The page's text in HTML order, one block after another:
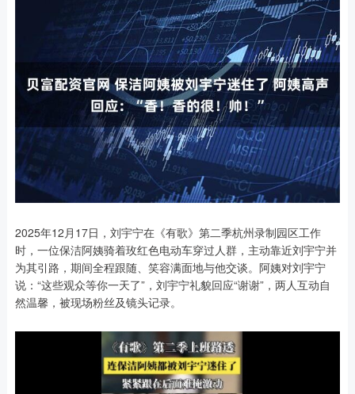
2025年12月17日，刘宇宁在《有歌》第二季杭州录制园区工作
时，一位保洁阿姨骑着玫红色电动车穿过人群，主动靠近刘宇宁并
为其引路，期间全程跟随、笑容满面地与他交谈。阿姨对刘宇宁
说：“这些观众等你一天了”，刘宇宁礼貌回应“谢谢”，两人互动自
然温馨，被现场粉丝及镜头记录。